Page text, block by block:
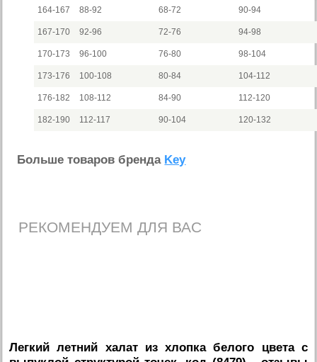
164-167 88-92 68-72 90-94
167-170 92-96 72-76 94-98
170-173 96-100 76-80 98-104
173-176 100-108 80-84 104-112
176-182 108-112 84-90 112-120
182-190 112-117 90-104 120-132
Больше товаров бренда Key
РЕКОМЕНДУЕМ ДЛЯ ВАС
Легкий летний халат из хлопка белого цвета с